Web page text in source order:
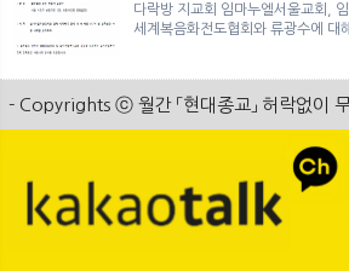
다락방 지교회 임마누엘서울교회,
세계복음화전도협회와 류광수에 대
- Copyrights ⓒ 월간 「현대종교」 허락없이